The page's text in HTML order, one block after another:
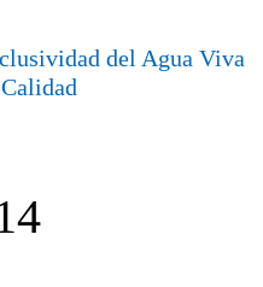
del Agua Viva